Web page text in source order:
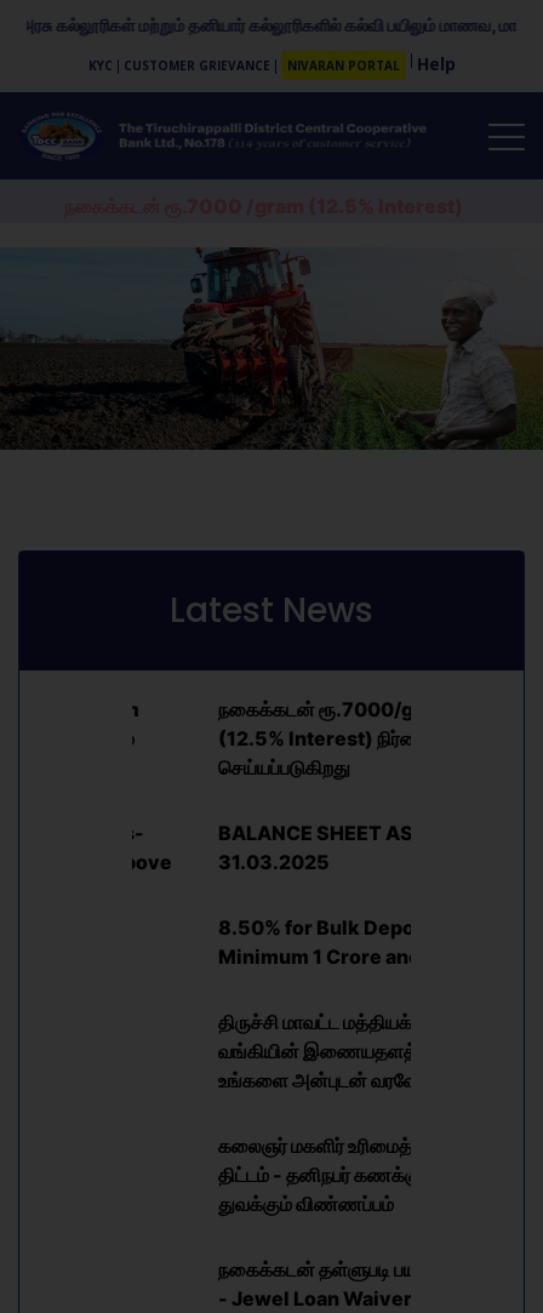
கல்லூரிகள் மற்றும் தனியார் கல்லூரிகளில் கல்வி பயிலும் மாணவ,
KYC CUSTOMER GRIEVANCE NIVARAN PORTAL Help
Latest News
நகைக்கடன் ரூ.7000/gram
(12.5% Interest) நிர்ணயம்
செய்யப்படுகிறது
BALANCE SHEET AS ON
31.03.2025
8.50% for Bulk Deposits-
Minimum 1 Crore and Above
திருச்சி மாவட்ட மத்தியக் கூட்டுறவு
வங்கியின் இணையதளத்திற்கு
உங்களை அன்புடன் வரவேற்கிறது!!!
கலைஞர் மகளிர் உரிமைத் தொகை
திட்டம் - தனிநபர் கணக்கு
துவக்கும் விண்ணப்பம்
நகைக்கடன் தள்ளுபடி பயனாளிகள்
- Jewel Loan Waiver's List in